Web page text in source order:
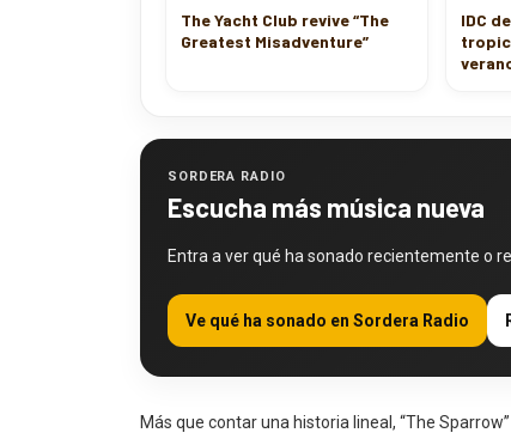
The Yacht Club revive “The
Greatest Misadventure”
IDC
SORDERA RADIO
Escucha más música nueva
Entra a ver qué ha sonado recientemente o
Ve qué ha sonado en Sordera Radio
Más que contar una historia lineal, “The